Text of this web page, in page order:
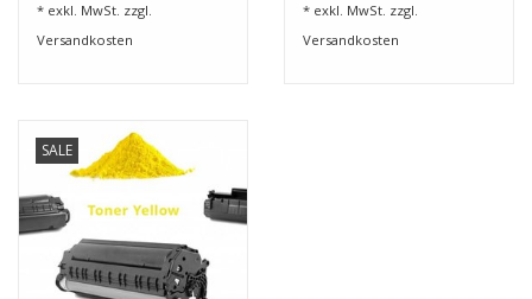
* exkl. MwSt. zzgl.
Versandkosten
* exkl. MwSt. zzgl.
Versandkosten
SALE